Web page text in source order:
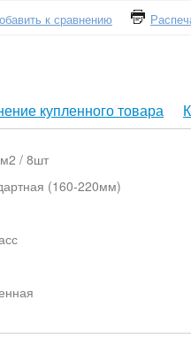
к сравнению
купленного товара
/ 8шт
(160-220мм)